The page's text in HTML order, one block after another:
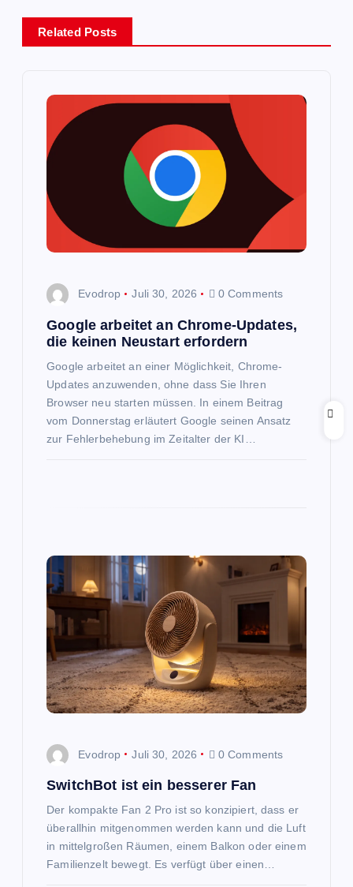
Related Posts
Evodrop Juli 30, 2026 0 Comments
Google arbeitet an Chrome-Updates,
die keinen Neustart erfordern
Google arbeitet an einer Möglichkeit, Chrome-
Updates anzuwenden, ohne dass Sie Ihren
Browser neu starten müssen. In einem Beitrag
vom Donnerstag erläutert Google seinen Ansatz
zur Fehlerbehebung im Zeitalter der KI…
Evodrop Juli 30, 2026 0 Comments
SwitchBot ist ein besserer Fan
Der kompakte Fan 2 Pro ist so konzipiert, dass er
überallhin mitgenommen werden kann und die Luft
in mittelgroßen Räumen, einem Balkon oder einem
Familienzelt bewegt. Es verfügt über einen…